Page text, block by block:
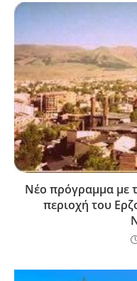
Νέο πρόγραμμα με
περιοχή του